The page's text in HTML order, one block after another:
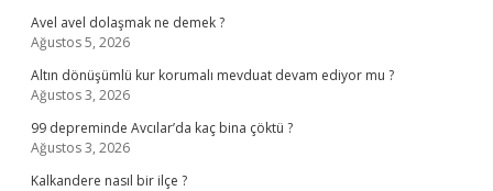
Avel avel dolaşmak ne demek ?
Ağustos 5, 2026
Altın dönüşümlü kur korumalı mevduat devam ediyor mu ?
Ağustos 3, 2026
99 depreminde Avcılar’da kaç bina çöktü ?
Ağustos 3, 2026
Kalkandere nasıl bir ilçe ?